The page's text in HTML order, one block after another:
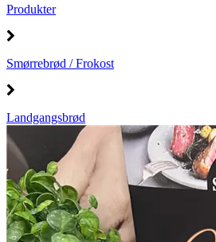
Produkter
Smørrebrød / Frokost
Landgangsbrød